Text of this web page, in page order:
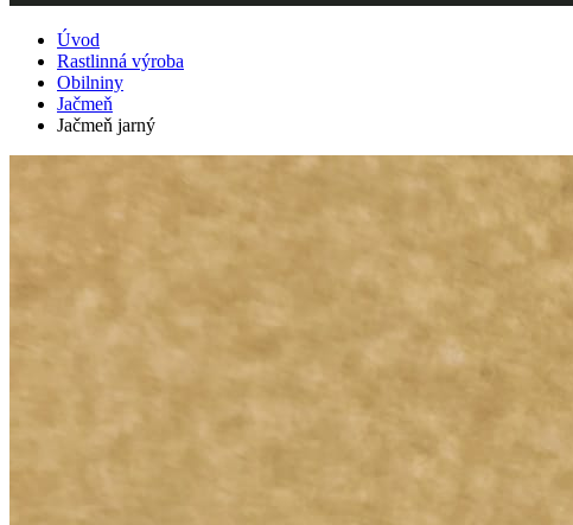
Úvod
Rastlinná výroba
Obilniny
Jačmeň
Jačmeň jarný